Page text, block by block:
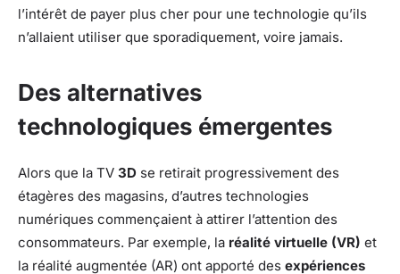
l’intérêt de payer plus cher pour une technologie qu’ils
n’allaient utiliser que sporadiquement, voire jamais.
Des alternatives
technologiques émergentes
Alors que la TV 3D se retirait progressivement des
étagères des magasins, d’autres technologies
numériques commençaient à attirer l’attention des
consommateurs. Par exemple, la réalité virtuelle (VR) et
la réalité augmentée (AR) ont apporté des expériences